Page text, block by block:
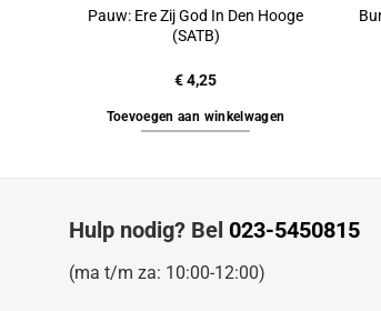
Pauw: Ere Zij God In Den Hooge
(SATB)
€4,25
Toevoegen aan winkelwagen
Hulp nodig? Bel 023-5450815
(ma t/m za: 10:00-12:00)